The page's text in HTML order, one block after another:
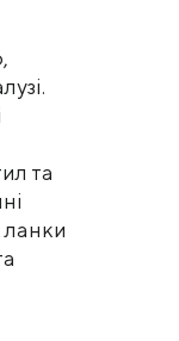
та
ланки